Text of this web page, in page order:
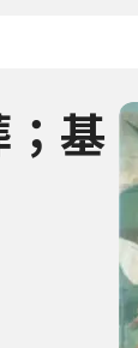
基